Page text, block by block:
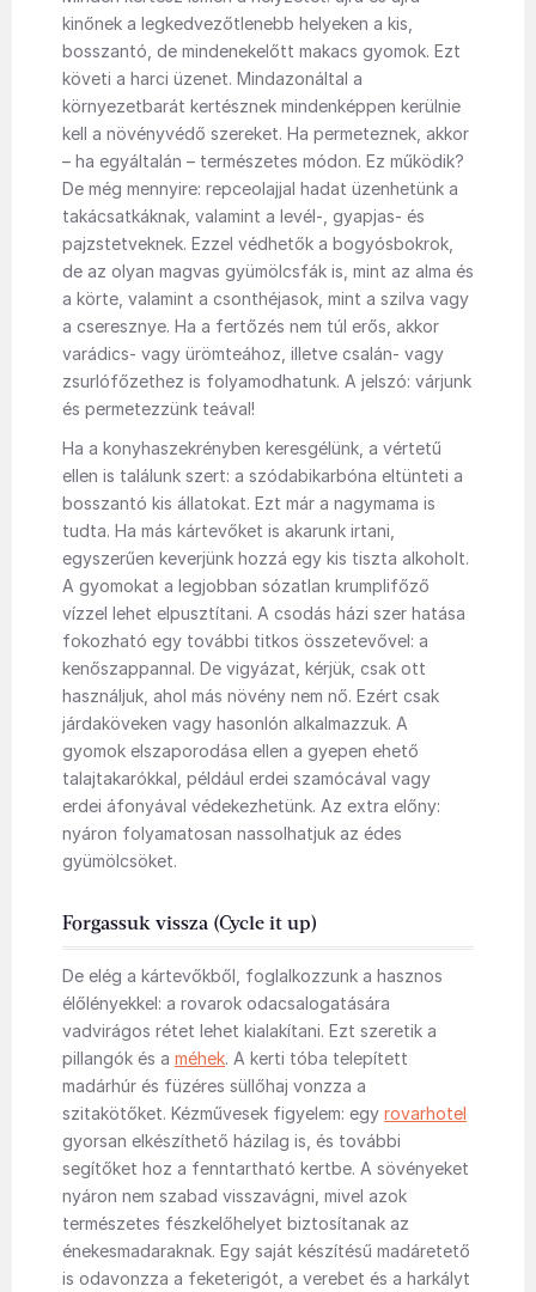
kinőnek a legkedvezőtlenebb helyeken a kis,
bosszantó, de mindenekelőtt makacs gyomok. Ezt
követi a harci üzenet. Mindazonáltal a
környezetbarát kertésznek mindenképpen kerülnie
kell a növényvédő szereket. Ha permeteznek, akkor
– ha egyáltalán – természetes módon. Ez működik?
De még mennyire: repceolajjal hadat üzenhetünk a
takácsatkáknak, valamint a levél-, gyapjas- és
pajzstetveknek. Ezzel védhetők a bogyósbokrok,
de az olyan magvas gyümölcsfák is, mint az alma és
a körte, valamint a csonthéjasok, mint a szilva vagy
a cseresznye. Ha a fertőzés nem túl erős, akkor
varádics- vagy ürömteához, illetve csalán- vagy
zsurlófőzethez is folyamodhatunk. A jelszó: várjunk
és permetezzünk teával!
Ha a konyhaszekrényben keresgélünk, a vértetű
ellen is találunk szert: a szódabikarbóna eltünteti a
bosszantó kis állatokat. Ezt már a nagymama is
tudta. Ha más kártevőket is akarunk irtani,
egyszerűen keverjünk hozzá egy kis tiszta alkoholt.
A gyomokat a legjobban sózatlan krumplifőző
vízzel lehet elpusztítani. A csodás házi szer hatása
fokozható egy további titkos összetevővel: a
kenőszappannal. De vigyázat, kérjük, csak ott
használjuk, ahol más növény nem nő. Ezért csak
járdaköveken vagy hasonlón alkalmazzuk. A
gyomok elszaporodása ellen a gyepen ehető
talajtakarókkal, például erdei szamócával vagy
erdei áfonyával védekezhetünk. Az extra előny:
nyáron folyamatosan nassolhatjuk az édes
gyümölcsöket.
Forgassuk vissza (Cycle it up)
De elég a kártevőkből, foglalkozzunk a hasznos
élőlényekkel: a rovarok odacsalogatására
vadvirágos rétet lehet kialakítani. Ezt szeretik a
pillangók és a méhek. A kerti tóba telepített
madárhúr és füzéres süllőhaj vonzza a
szitakötőket. Kézművesek figyelem: egy rovarhotel
gyorsan elkészíthető házilag is, és további
segítőket hoz a fenntartható kertbe. A sövényeket
nyáron nem szabad visszavágni, mivel azok
természetes fészkelőhelyet biztosítanak az
énekesmadaraknak. Egy saját készítésű madáretető
is odavonzza a feketerigót, a verebet és a harkályt